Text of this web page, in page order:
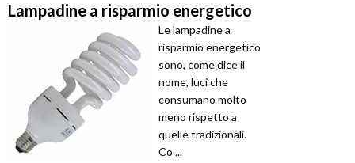
Lampadine a risparmio energetico
Le lampadine a
risparmio energetico
sono, come dice il
nome, luci che
consumano molto
meno rispetto a
quelle tradizionali.
Co ...